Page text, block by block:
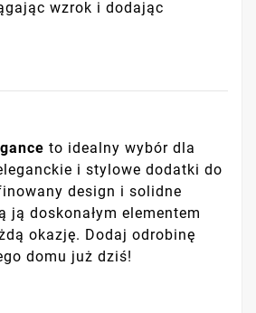
wzrok i dodając
to idealny wybór dla
i stylowe dodatki do
design i solidne
ją doskonałym elementem
okazję. Dodaj odrobinę
domu już dziś!